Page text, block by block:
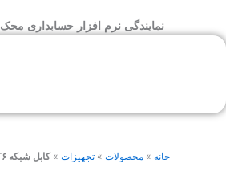
محتوا
نمایندگی نرم افزار حسابداری محک
خانه »محصولات »تجهیزات »کابل شبکه CAT۶ پی نت ۱ متری